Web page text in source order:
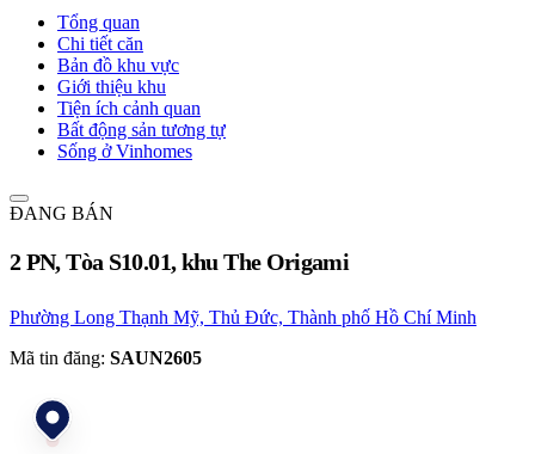
Tổng quan
Chi tiết căn
Bản đồ khu vực
Giới thiệu khu
Tiện ích cảnh quan
Bất động sản tương tự
Sống ở Vinhomes
ĐANG BÁN
2 PN, Tòa S10.01, khu The Origami
Phường Long Thạnh Mỹ, Thủ Đức, Thành phố Hồ Chí Minh
Mã tin đăng: SAUN2605